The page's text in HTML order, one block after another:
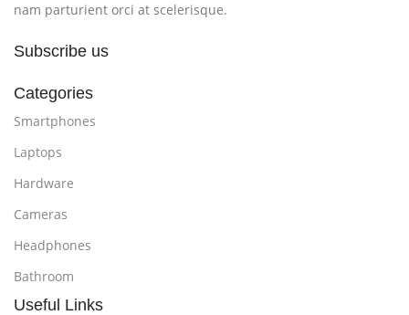
nam parturient orci at scelerisque.
Subscribe us
Categories
Smartphones
Laptops
Hardware
Cameras
Headphones
Bathroom
Useful Links